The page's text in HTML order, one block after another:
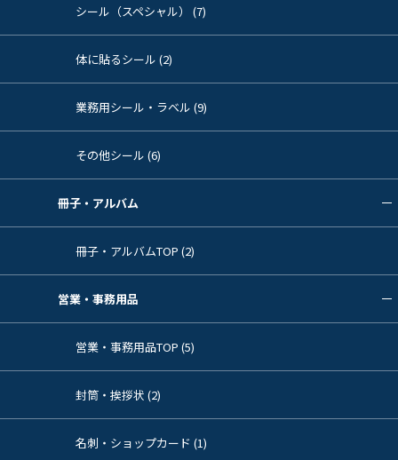
シール（スペシャル） (7)
体に貼るシール (2)
業務用シール・ラベル (9)
その他シール (6)
冊子・アルバム
冊子・アルバムTOP (2)
営業・事務用品
営業・事務用品TOP (5)
封筒・挨拶状 (2)
名刺・ショップカード (1)